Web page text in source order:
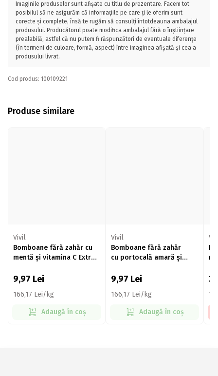
Imaginile produselor sunt afișate cu titlu de prezentare. Facem tot
posibilul să ne asigurăm că informațiile pe care ți le oferim sunt
corecte și complete, însă te rugăm să consulți întotdeauna ambalajul
produsului. Producătorul poate modifica ambalajul fără o înștiințare
prealabilă, astfel că nu putem fi răspunzători de eventuale diferențe
(în termeni de culoare, formă, aspect) între imaginea afișată și cea a
produsului livrat.
Cod produs: 100109221
Produse similare
Vivil
Bomboane fără zahăr cu
mentă și vitamina C Extra
9,97 Lei
166,17 Lei/kg
Adaugă în coș
Vivil
Bomboane fără zahăr
cu portocală amară și
9,97 Lei
166,17 Lei/kg
Adaugă în coș